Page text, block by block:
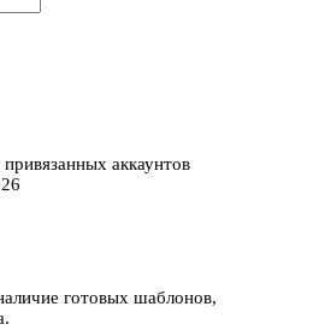
привязанных аккаунтов
готовых шаблонов,